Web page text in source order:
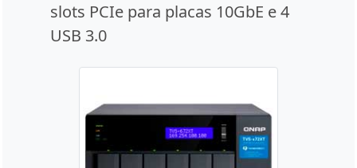
slots PCIe para placas 10GbE e 4
USB 3.0